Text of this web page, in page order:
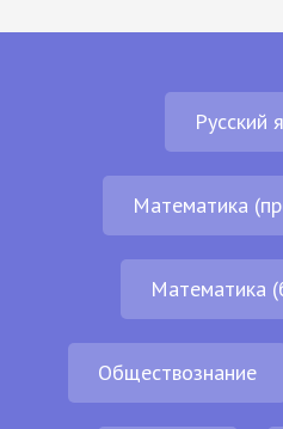
Русский
Математика
Математика
Обществознание